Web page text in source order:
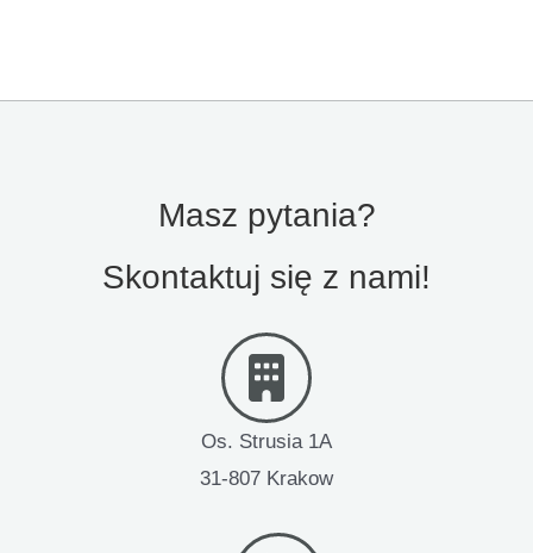
Masz pytania?
Skontaktuj się z nami!
Os. Strusia 1A
31-807 Krakow